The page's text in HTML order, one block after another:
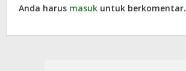
Anda harus masuk untuk berkomentar.